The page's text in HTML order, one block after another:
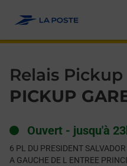
Relais Pickup
PICKUP
Ouvert - jusqu'à
6 PL DU PRESIDENT
A GAUCHE DE L ENTREE